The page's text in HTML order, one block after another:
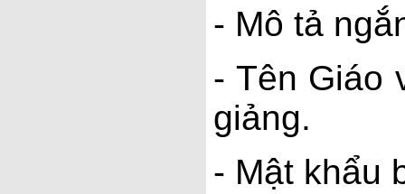
- Mô tả
- Tên Giáo
giảng.
- Mật khẩu